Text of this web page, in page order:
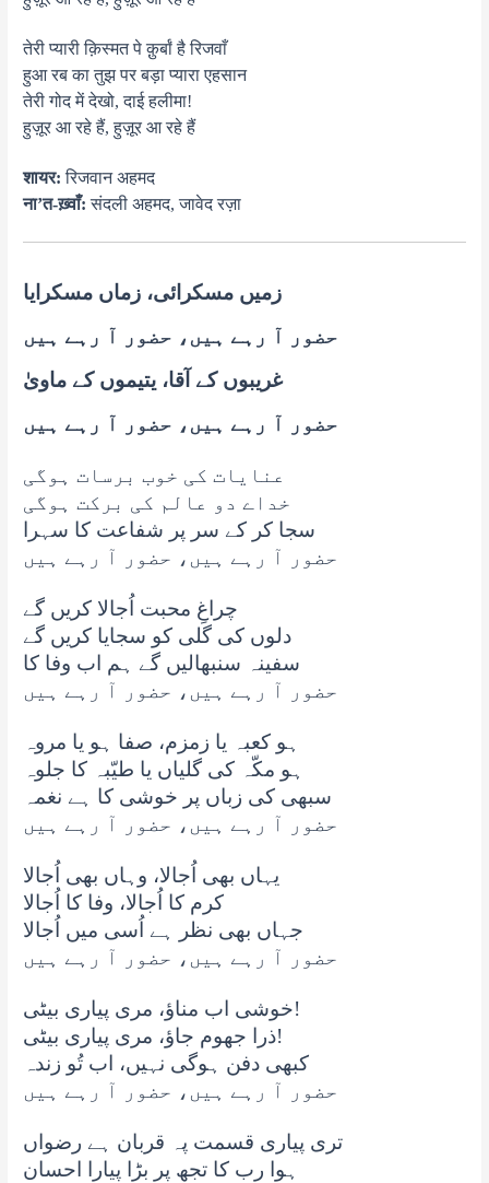
तेरी प्यारी क़िस्मत पे क़ुर्बां है रिजवाँ
हुआ रब का तुझ पर बड़ा प्यारा एहसान
तेरी गोद में देखो, दाई हलीमा!
हुज़ूर आ रहे हैं, हुज़ूर आ रहे हैं
शायर: रिजवान अहमद
ना’त-ख़्वाँ: संदली अहमद, जावेद रज़ा
زمیں مسکرائی، زماں مسکرایا
حضور آ رہے ہیں، حضور آ رہے ہیں
غریبوں کے آقا، یتیموں کے ماویٰ
حضور آ رہے ہیں، حضور آ رہے ہیں
عنایات کی خوب برسات ہوگی
خداے دو عالم کی برکت ہوگی
سجا کر کے سر پر شفاعت کا سہرا
حضور آ رہے ہیں، حضور آ رہے ہیں
چراغِ محبت اُجالا کریں گے
دلوں کی گلی کو سجایا کریں گے
سفینہ سنبھالیں گے ہم اب وفا کا
حضور آ رہے ہیں، حضور آ رہے ہیں
ہو کعبہ یا زمزم، صفا ہو یا مروہ
ہو مکّہ کی گلیاں یا طیّبہ کا جلوہ
سبھی کی زباں پر خوشی کا ہے نغمہ
حضور آ رہے ہیں، حضور آ رہے ہیں
یہاں بھی اُجالا، وہاں بھی اُجالا
کرم کا اُجالا، وفا کا اُجالا
جہاں بھی نظر ہے اُسی میں اُجالا
حضور آ رہے ہیں، حضور آ رہے ہیں
خوشی اب مناؤ، مری پیاری بیٹی!
ذرا جھوم جاؤ، مری پیاری بیٹی!
کبھی دفن ہوگی نہیں، اب تُو زندہ
حضور آ رہے ہیں، حضور آ رہے ہیں
تری پیاری قسمت پہ قربان ہے رضواں
ہوا رب کا تجھ پر بڑا پیارا احسان